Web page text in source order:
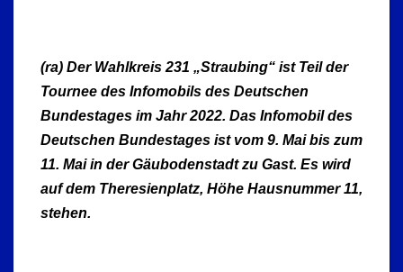
(ra) Der Wahlkreis 231 „Straubing“ ist Teil der
Tournee des Infomobils des Deutschen
Bundestages im Jahr 2022. Das Infomobil des
Deutschen Bundestages ist vom 9. Mai bis zum
11. Mai in der Gäubodenstadt zu Gast. Es wird
auf dem Theresienplatz, Höhe Hausnummer 11,
stehen.